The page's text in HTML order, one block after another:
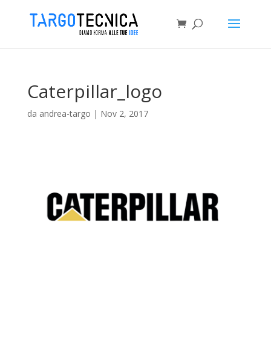
Caterpillar_logo
da andrea-targo | Nov 2, 2017